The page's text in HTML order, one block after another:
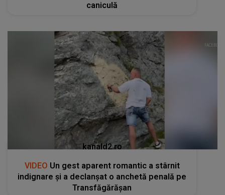
caniculă
kanald2.ro
VIDEO Un gest aparent romantic a stârnit
indignare și a declanșat o anchetă penală pe
Transfăgărășan